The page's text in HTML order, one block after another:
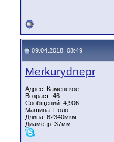
09.04.2018, 08:49
Merkurydnepr
Адрес: Каменское
Возраст: 46
Сообщений: 4,906
Машина: Поло
Длина: 62340мкм
Диаметр: 37мм